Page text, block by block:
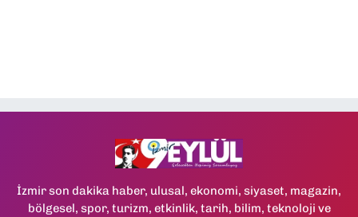
İzmir son dakika haber, ulusal, ekonomi, siyaset, magazin,
bölgesel, spor, turizm, etkinlik, tarih, bilim, teknoloji ve